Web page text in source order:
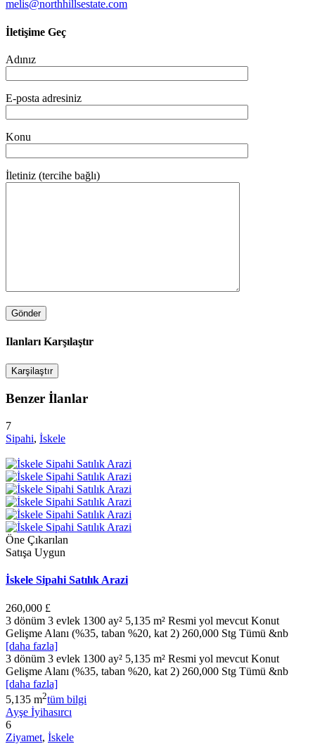
melis@northhillsestate.com
İletişime Geç
Adınız
E-posta adresiniz
Konu
İletiniz (tercihe bağlı)
Ilanları Karşılaştır
Karşilaştır
Benzer İlanlar
7
Sipahi, İskele
Öne Çıkarılan
Satışa Uygun
İskele Sipahi Satılık Arazi
260,000 £
3 dönüm 3 evlek 1300 ay² 5,135 m² Resmi yol mevcut Konut
Gelişme Alanı (%35, taban %20, kat 2) 260,000 Stg Tümü &nb
[daha fazla]
3 dönüm 3 evlek 1300 ay² 5,135 m² Resmi yol mevcut Konut
Gelişme Alanı (%35, taban %20, kat 2) 260,000 Stg Tümü &nb
[daha fazla]
5,135 m2tüm bilgi
Ayşe İyihasırcı
6
Ziyamet, İskele